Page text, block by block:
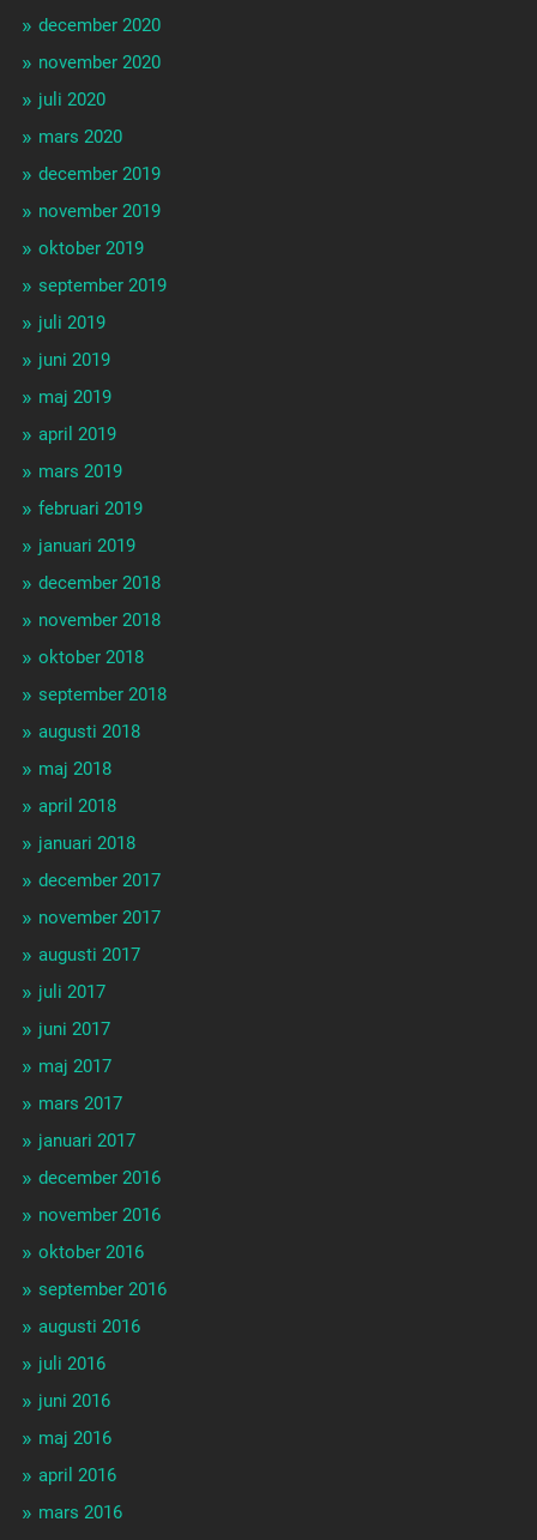
december 2020
november 2020
juli 2020
mars 2020
december 2019
november 2019
oktober 2019
september 2019
juli 2019
juni 2019
maj 2019
april 2019
mars 2019
februari 2019
januari 2019
december 2018
november 2018
oktober 2018
september 2018
augusti 2018
maj 2018
april 2018
januari 2018
december 2017
november 2017
augusti 2017
juli 2017
juni 2017
maj 2017
mars 2017
januari 2017
december 2016
november 2016
oktober 2016
september 2016
augusti 2016
juli 2016
juni 2016
maj 2016
april 2016
mars 2016